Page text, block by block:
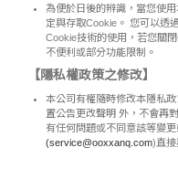
為便於日後的辨識，當您使
定與存取Cookie。 您可以透
Cookie技術的使用，若您關
不便利或部分功能限制。
【隱私權政策之修改】
本公司有權隨時修改本隱私
置公告更改聲明 外，不會再
有任何問題或不同意該等變
(service@ooxxanq.com)直接